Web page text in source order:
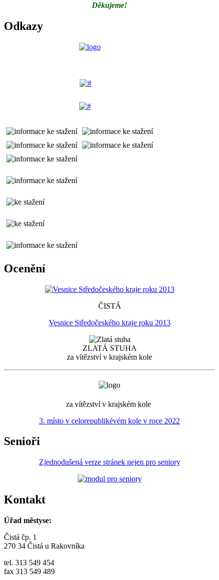
Děkujeme!
Odkazy
Ocenění
ČISTÁ
Vesnice Středočeského kraje roku 2013
ZLATÁ STUHA
za vítězství v krajském kole
za vítězství v krajském kole
3. místo v celorepublikévém kole v roce 2022
Senioři
Zjednodušená verze stránek nejen pro seniory
Kontakt
Úřad městyse:
Čistá čp. 1
270 34 Čistá u Rakovníka
tel. 313 549 454
fax 313 549 489